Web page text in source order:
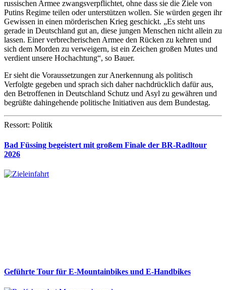
russischen Armee zwangsverpflichtet, ohne dass sie die Ziele von
Putins Regime teilen oder unterstützen wollen. Sie würden gegen ihr
Gewissen in einen mörderischen Krieg geschickt. „Es steht uns
gerade in Deutschland gut an, diese jungen Menschen nicht allein zu
lassen. Einer verbrecherischen Armee den Rücken zu kehren und
sich dem Morden zu verweigern, ist ein Zeichen großen Mutes und
verdient unsere Hochachtung“, so Bauer.
Er sieht die Voraussetzungen zur Anerkennung als politisch
Verfolgte gegeben und sprach sich daher nachdrücklich dafür aus,
den Betroffenen in Deutschland Schutz und Asyl zu gewähren und
begrüßte dahingehende politische Initiativen aus dem Bundestag.
Ressort: Politik
Bad Füssing begeistert mit großem Finale der BR-Radltour
2026
Geführte Tour für E-Mountainbikes und E-Handbikes